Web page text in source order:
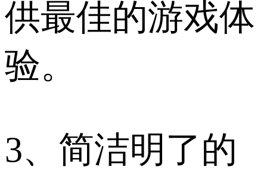
供最佳的游戏体
验。
3、简洁明了的